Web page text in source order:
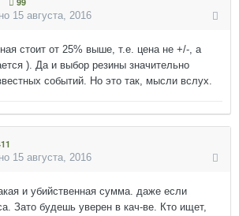
15 августа, 2016
стоит от 25% выше, т.е. цена не +/-, а
). Да и выбор резины значительно
событий. Но это так, мысли вслух.
15 августа, 2016
и убийственная сумма. даже если
Зато будешь уверен в кач-ве. Кто ищет,